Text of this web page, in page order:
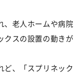
、老人ホームや病院
クスの設置の動きが
ど、「スプリネック